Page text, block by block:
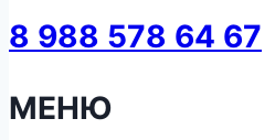
8 988 578 64 67
МЕНЮ